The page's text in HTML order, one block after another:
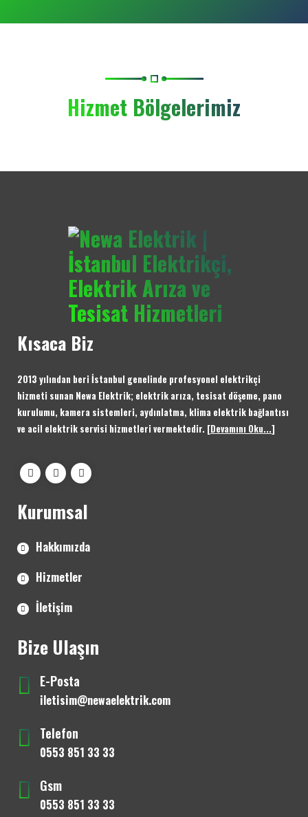
Hizmet Bölgelerimiz
Kısaca Biz
2013 yılından beri İstanbul genelinde profesyonel elektrikçi
hizmeti sunan Newa Elektrik; elektrik arıza, tesisat döşeme, pano
kurulumu, kamera sistemleri, aydınlatma, klima elektrik bağlantısı
ve acil elektrik servisi hizmetleri vermektedir. [Devamını Oku...]
Kurumsal
Hakkımızda
Hizmetler
İletişim
Bize Ulaşın
E-Posta
iletisim@newaelektrik.com
Telefon
0553 851 33 33
Gsm
0553 851 33 33